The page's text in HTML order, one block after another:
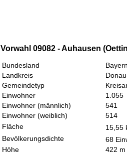
Vorwahl 09082 - Auhausen
Bundesland
Landkreis
Gemeindetyp
Einwohner
1.055
Einwohner (männlich)
541
Einwohner (weiblich)
514
Fläche
15,55
Bevölkerungsdichte
68
Höhe
422 m